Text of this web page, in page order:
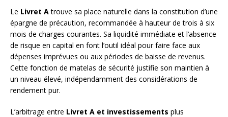
Le Livret Atrouve sa place naturelle dans la constitution d’une
épargne de précaution, recommandée à hauteur de trois à six
mois de charges courantes. Sa liquidité immédiate et l’absence
de risque en capital en font l’outil idéal pour faire face aux
dépenses imprévues ou aux périodes de baisse de revenus.
Cette fonction de matelas de sécurité justifie son maintien à
un niveau élevé, indépendamment des considérations de
rendement pur.
L’arbitrage entre Livret A et investissements plus